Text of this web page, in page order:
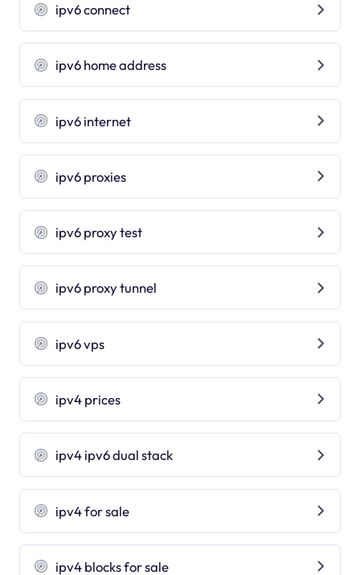
ipv6 connect
ipv6 home address
ipv6 internet
ipv6 proxies
ipv6 proxy test
ipv6 proxy tunnel
ipv6 vps
ipv4 prices
ipv4 ipv6 dual stack
ipv4 for sale
ipv4 blocks for sale